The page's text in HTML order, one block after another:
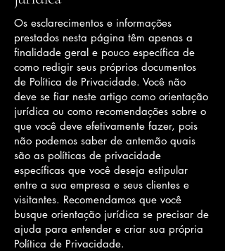
Os esclarecimentos e informações
prestados nesta página têm apenas a
finalidade geral e pouco específica de
como redigir seus próprios documentos
de Política de Privacidade. Você não
deve se fiar neste artigo como orientação
jurídica ou como recomendações sobre o
que você deve efetivamente fazer, pois
não podemos saber de antemão quais
são as políticas de privacidade
específicas que você deseja estipular
entre a sua empresa e seus clientes e
visitantes. Recomendamos que você
busque orientação jurídica se precisar de
ajuda para entender e criar sua própria
Política de Privacidade.